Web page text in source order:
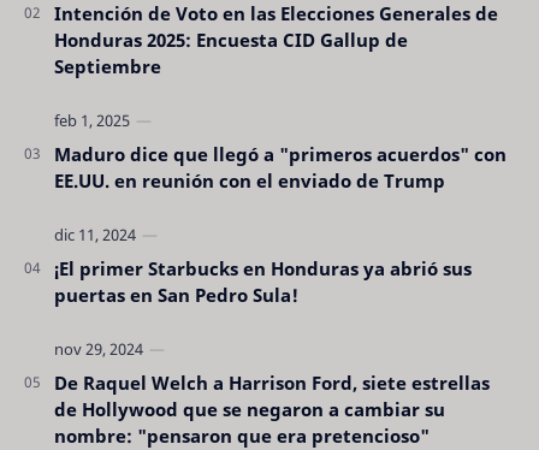
Intención de Voto en las Elecciones Generales de
Honduras 2025: Encuesta CID Gallup de
Septiembre
Maduro dice que llegó a "primeros acuerdos" con
EE.UU. en reunión con el enviado de Trump
¡El primer Starbucks en Honduras ya abrió sus
puertas en San Pedro Sula!
De Raquel Welch a Harrison Ford, siete estrellas
de Hollywood que se negaron a cambiar su
nombre: "pensaron que era pretencioso"